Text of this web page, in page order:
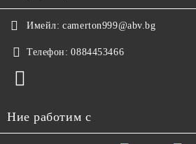
Имейл: camerton999@abv.bg
Телефон: 0884453466
Ние работим с